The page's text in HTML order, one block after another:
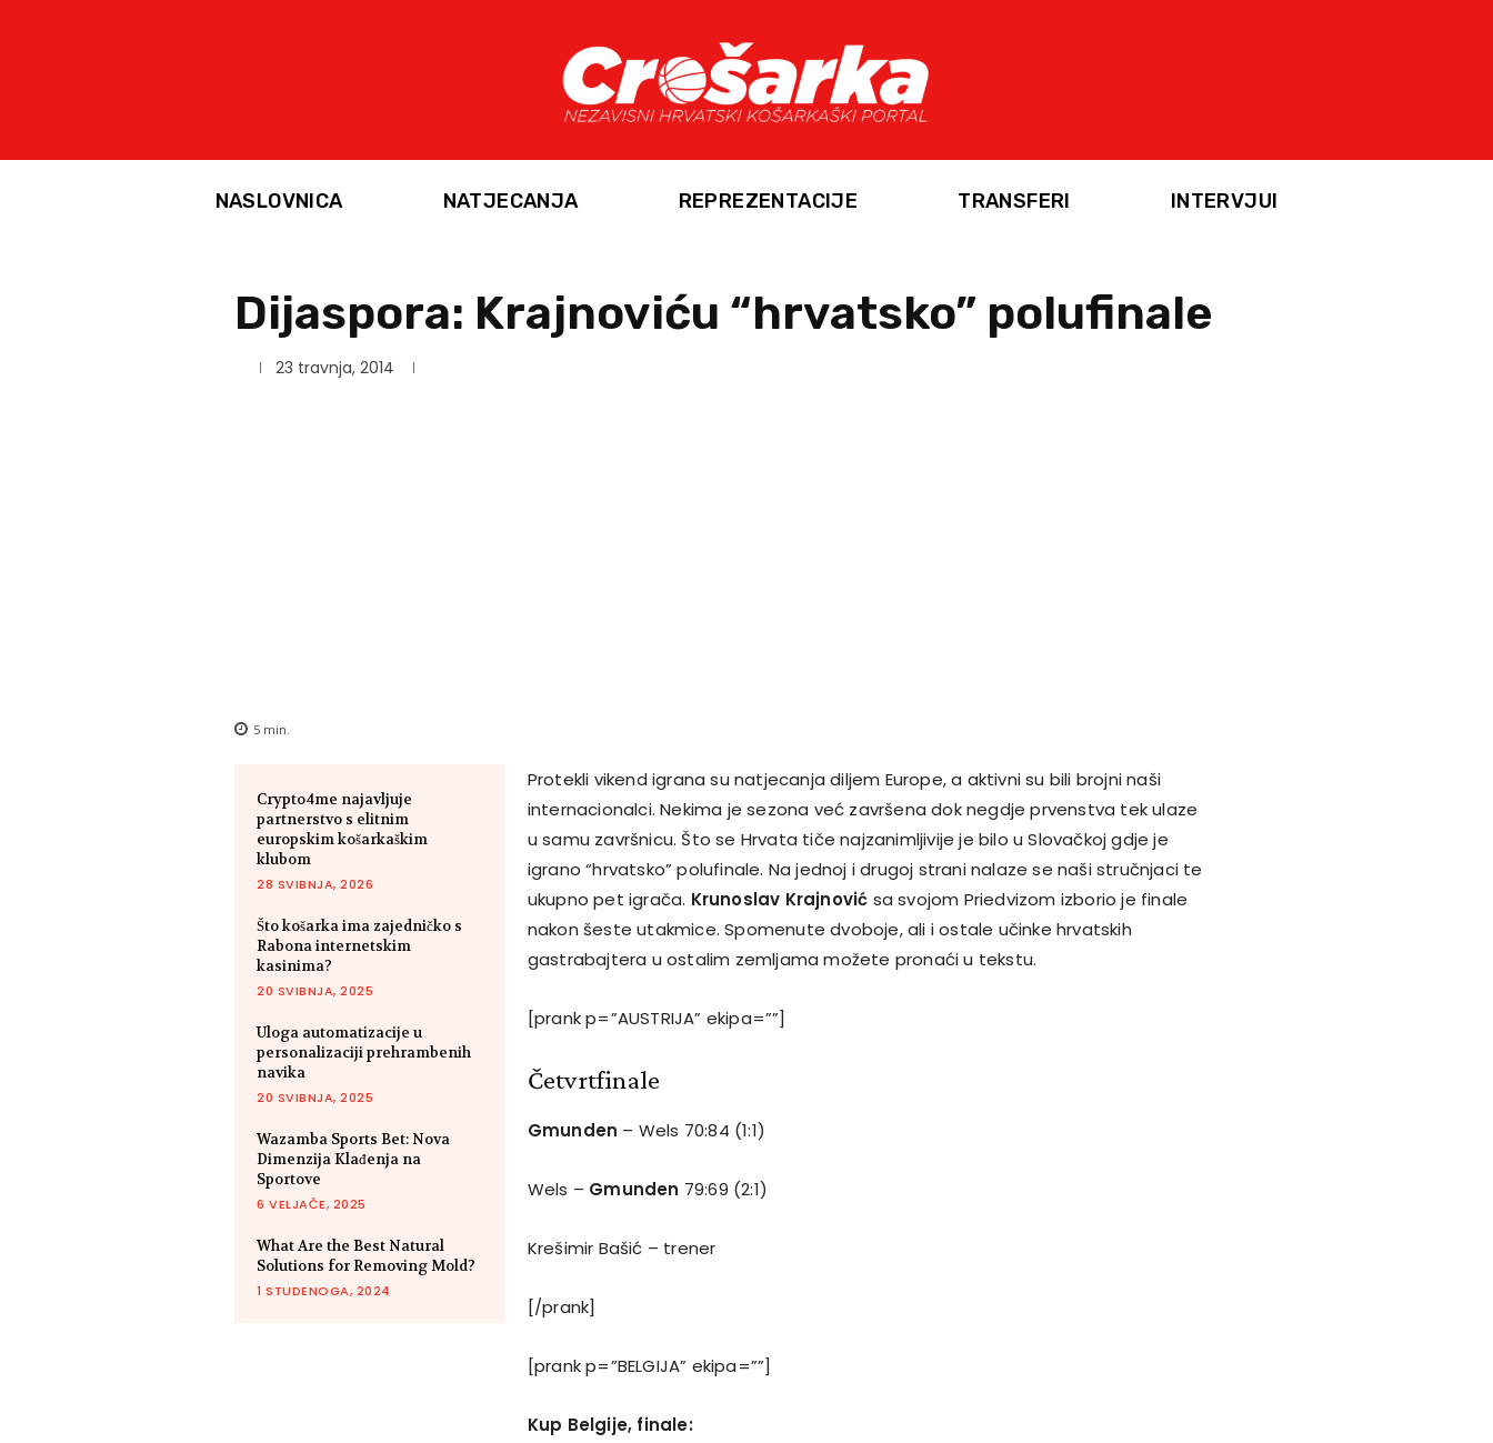
NASLOVNICA NATJECANJA REPREZENTACIJE TRANSFERI INTERVJUI
Dijaspora: Krajnoviću “hrvatsko” polufinale
23 travnja, 2014
5 min.
Crypto4me najavljuje
partnerstvo s elitnim
europskim košarkaškim
klubom
28 SVIBNJA, 2026
Što košarka ima zajedničko s
Rabona internetskim
kasinima?
20 SVIBNJA, 2025
Uloga automatizacije u
personalizaciji prehrambenih
navika
20 SVIBNJA, 2025
Wazamba Sports Bet: Nova
Dimenzija Klađenja na
Sportove
6 VELJAČE, 2025
What Are the Best Natural
Solutions for Removing Mold?
1 STUDENOGA, 2024
Protekli vikend igrana su natjecanja diljem Europe, a aktivni su bili brojni naši
internacionalci. Nekima je sezona već završena dok negdje prvenstva tek ulaze
u samu završnicu. Što se Hrvata tiče najzanimljivije je bilo u Slovačkoj gdje je
igrano “hrvatsko” polufinale. Na jednoj i drugoj strani nalaze se naši stručnjaci te
ukupno pet igrača. Krunoslav Krajnović sa svojom Priedvizom izborio je finale
nakon šeste utakmice. Spomenute dvoboje, ali i ostale učinke hrvatskih
gastrabajtera u ostalim zemljama možete pronaći u tekstu.
[prank p=”AUSTRIJA” ekipa=””]
Četvrtfinale
Gmunden – Wels 70:84 (1:1)
Wels – Gmunden 79:69 (2:1)
Krešimir Bašić – trener
[/prank]
[prank p=”BELGIJA” ekipa=””]
Kup Belgije, finale: